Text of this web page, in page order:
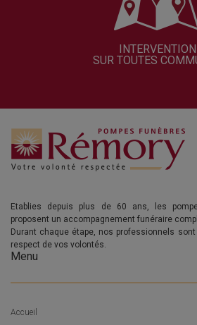
INTERVENTION
SUR TOUTES
Etablies depuis plus de 60 ans, les
proposent un accompagnement funéraire
Durant chaque étape, nos professionnels
respect de vos volontés.
Menu
Accueil